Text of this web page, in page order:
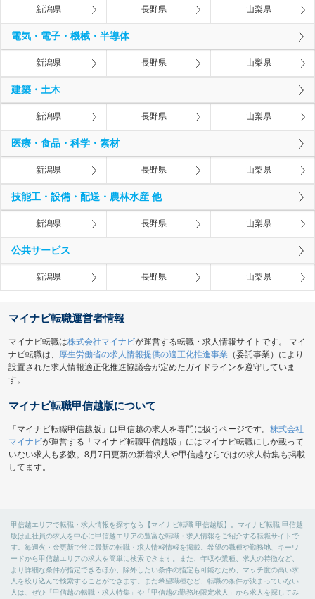
新潟県 長野県 山梨県
電気・電子・機械・半導体
新潟県 長野県 山梨県
建築・土木
新潟県 長野県 山梨県
医療・食品・科学・素材
新潟県 長野県 山梨県
技能工・設備・配送・農林水産 他
新潟県 長野県 山梨県
公共サービス
新潟県 長野県 山梨県
マイナビ転職運営者情報
マイナビ転職は株式会社マイナビが運営する転職・求人情報サイトです。 マイ
ナビ転職は、 厚生労働省の求人情報提供の適正化推進事業 （委託事業）により
設置された求人情報適正化推進協議会が定めたガイドラインを遵守していま
す。
マイナビ転職甲信越版について
「マイナビ転職甲信越版」は甲信越の求人を専門に扱うページです。 株式会社
マイナビが運営する「マイナビ転職甲信越版」にはマイナビ転職にしか載って
いない求人も多数。8月7日更新の新着求人や甲信越ならではの求人特集も掲載
してます。
甲信越エリアで転職・求人情報を探すなら【マイナビ転職 甲信越版】。マイナビ転職 甲信越
版は正社員の求人を中心に甲信越エリアの豊富な転職・求人情報をご紹介する転職サイトで
す。毎週火・金更新で常に最新の転職・求人情報情報を掲載。希望の職種や勤務地、キーワ
ードから甲信越エリアの求人を簡単に検索できます。また、年収や業種、求人の特徴など、
より詳細な条件が指定できるほか、除外したい条件の指定も可能なため、マッチ度の高い求
人を絞り込んで検索することができます。まだ希望職種など、転職の条件が決まっていない
人は、ぜひ「甲信越の転職・求人特集」や「甲信越の勤務地限定求人」から求人を探してみ